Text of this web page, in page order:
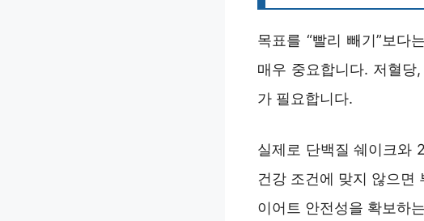
목표를 “빨리 빼기”보다
매우 중요합니다. 저혈당
가 필요합니다.
실제로 단백질 쉐이크와
건강 조건에 맞지 않으면
이어트 안전성을 확보하